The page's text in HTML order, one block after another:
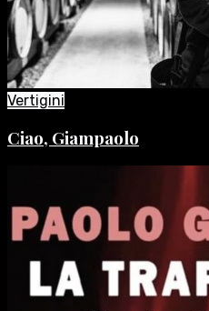
Vertigini
Ciao, Giampaolo